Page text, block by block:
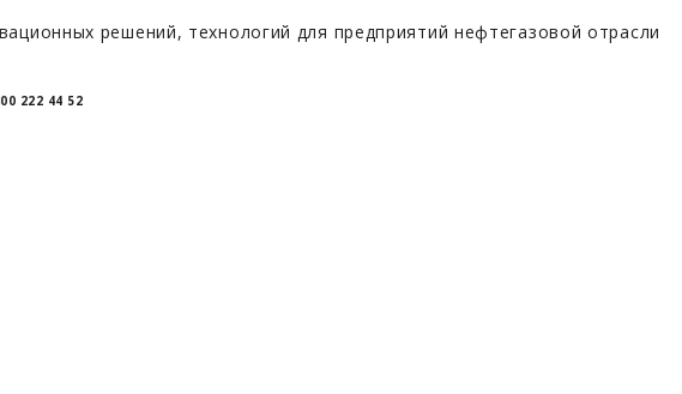
222 44 52
решений, технологий для предприятий нефтегазовой отрасли